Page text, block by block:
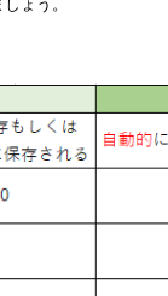
ょう。